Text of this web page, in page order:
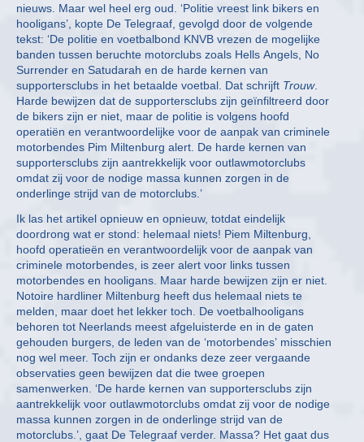
nieuws. Maar wel heel erg oud. ‘Politie vreest link bikers en
hooligans’, kopte De Telegraaf, gevolgd door de volgende
tekst: ‘De politie en voetbalbond KNVB vrezen de mogelijke
banden tussen beruchte motorclubs zoals Hells Angels, No
Surrender en Satudarah en de harde kernen van
supportersclubs in het betaalde voetbal. Dat schrijft Trouw.
Harde bewijzen dat de supportersclubs zijn geïnfiltreerd door
de bikers zijn er niet, maar de politie is volgens hoofd
operatiën en verantwoordelijke voor de aanpak van criminele
motorbendes Pim Miltenburg alert. De harde kernen van
supportersclubs zijn aantrekkelijk voor outlawmotorclubs
omdat zij voor de nodige massa kunnen zorgen in de
onderlinge strijd van de motorclubs.’
Ik las het artikel opnieuw en opnieuw, totdat eindelijk
doordrong wat er stond: helemaal niets! Piem Miltenburg,
hoofd operatieën en verantwoordelijk voor de aanpak van
criminele motorbendes, is zeer alert voor links tussen
motorbendes en hooligans. Maar harde bewijzen zijn er niet.
Notoire hardliner Miltenburg heeft dus helemaal niets te
melden, maar doet het lekker toch. De voetbalhooligans
behoren tot Neerlands meest afgeluisterde en in de gaten
gehouden burgers, de leden van de ‘motorbendes’ misschien
nog wel meer. Toch zijn er ondanks deze zeer vergaande
observaties geen bewijzen dat die twee groepen
samenwerken. ‘De harde kernen van supportersclubs zijn
aantrekkelijk voor outlawmotorclubs omdat zij voor de nodige
massa kunnen zorgen in de onderlinge strijd van de
motorclubs.’, gaat De Telegraaf verder. Massa? Het gaat dus